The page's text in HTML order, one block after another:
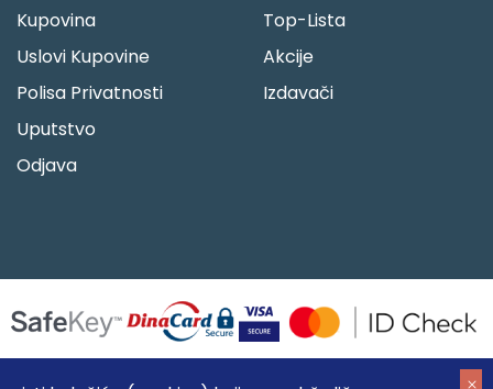
Kupovina
Uslovi Kupovine
Polisa Privatnosti
Uputstvo
Odjava
Top-Lista
Akcije
Izdavači